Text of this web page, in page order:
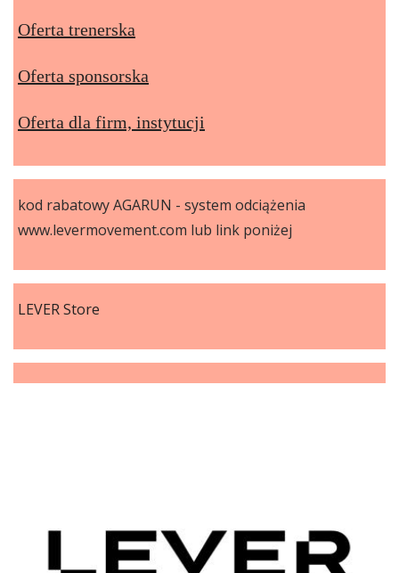
Oferta trenerska
Oferta sponsorska
Oferta dla firm, instytucji
kod rabatowy AGARUN - system odciążenia
www.levermovement.com lub link poniżej
LEVER Store